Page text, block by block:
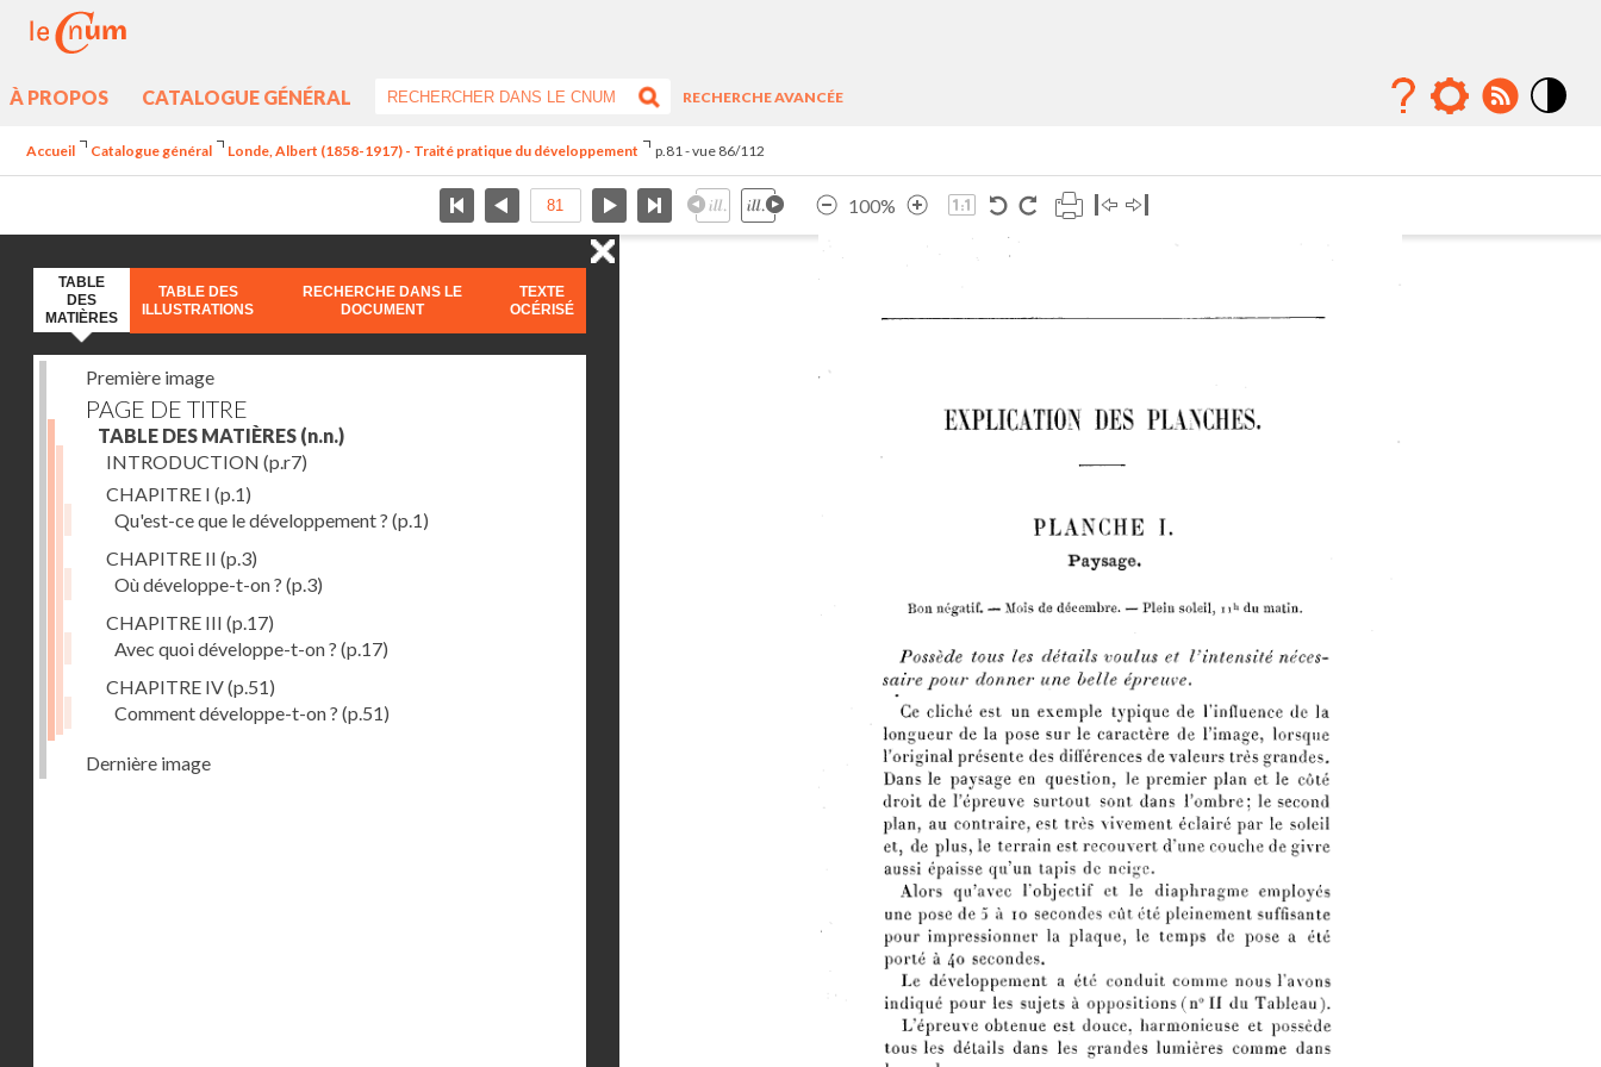
À PROPOS CATALOGUE GÉNÉRAL
RECHERCHE AVANCÉE
Accueil Catalogue général Londe, Albert (1858-1917) - Traité pratique du développement p.81 - vue 86/112
100%
TABLE
DES
MATIÈRES
TABLE DES
ILLUSTRATIONS
RECHERCHE DANS LE
DOCUMENT
TEXTE
OCÉRISÉ
Première image
PAGE DE TITRE
TABLE DES MATIÈRES (n.n.)
INTRODUCTION (p.r7)
CHAPITRE I (p.1)
Qu'est-ce que le développement ? (p.1)
CHAPITRE II (p.3)
Où développe-t-on ? (p.3)
CHAPITRE III (p.17)
Avec quoi développe-t-on ? (p.17)
CHAPITRE IV(p.51)
Comment développe-t-on ? (p.51)
Dernière image